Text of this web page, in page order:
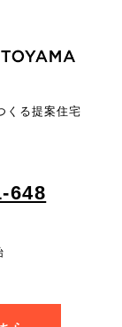
くる提案住宅
648